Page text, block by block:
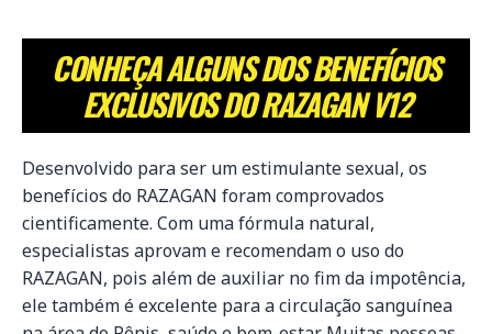
CONHEÇA ALGUNS DOS BENEFÍCIOS
EXCLUSIVOS DO RAZAGAN V12
Desenvolvido para ser um estimulante sexual, os
benefícios do RAZAGAN foram comprovados
cientificamente. Com uma fórmula natural,
especialistas aprovam e recomendam o uso do
RAZAGAN, pois além de auxiliar no fim da impotência,
ele também é excelente para a circulação sanguínea